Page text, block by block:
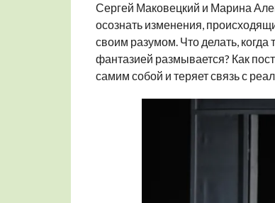
Сергей Маковецкий и Марина
осознать изменения,
своим разумом. Что делать,
фантазией размывается? Как
самим собой и теряет связь с